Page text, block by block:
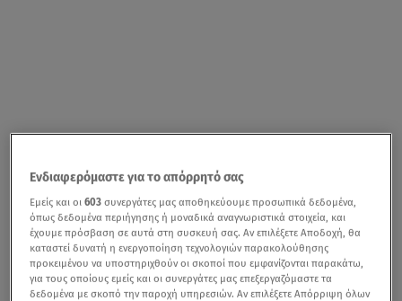
Ενδιαφερόμαστε για το απόρρητό σας
Εμείς και οι603 συνεργάτες μας αποθηκεύουμε προσωπικά δεδομένα,
όπως δεδομένα περιήγησης ή μοναδικά αναγνωριστικά στοιχεία, και
έχουμε πρόσβαση σε αυτά στη συσκευή σας. Αν επιλέξετε Αποδοχή, θα
καταστεί δυνατή η ενεργοποίηση τεχνολογιών παρακολούθησης
προκειμένου να υποστηριχθούν οι σκοποί που εμφανίζονται παρακάτω,
για τους οποίους εμείς και οι συνεργάτες μας επεξεργαζόμαστε τα
δεδομένα με σκοπό την παροχή υπηρεσιών. Αν επιλέξετε Απόρριψη όλων